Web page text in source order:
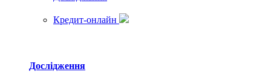
Кредит-онлайн
Дослідження